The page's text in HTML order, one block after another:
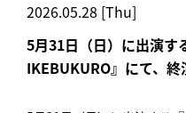
2026.05.28 [Thu]
5月31日（日）に出演す
IKEBUKURO』にて、